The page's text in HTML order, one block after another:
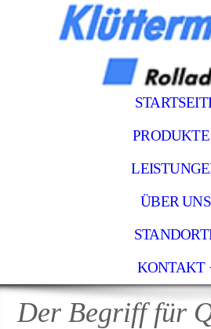
PRODUKTE
ÜBER UNS
KONTAKT
Der Begriff für